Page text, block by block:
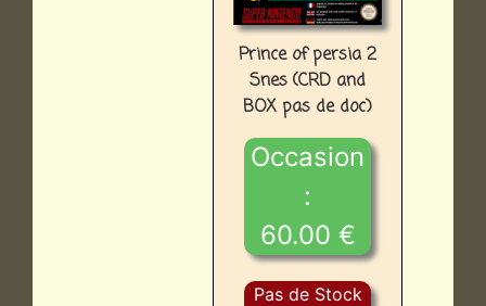
Prince of persia 2
Snes (CRD and
BOX pas de doc)
Occasion
:
60.00 €
Pas de Stock